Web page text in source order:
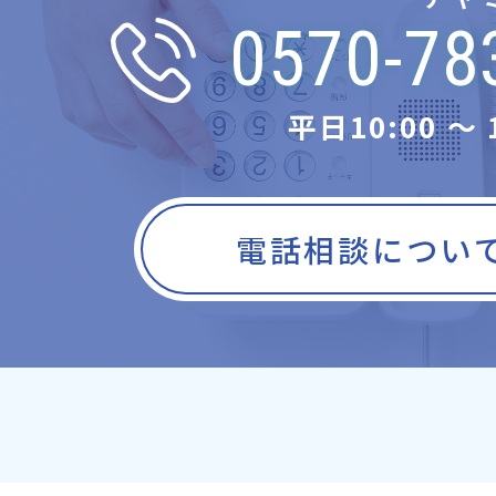
0570-
平日10:00 〜
電話相談につい